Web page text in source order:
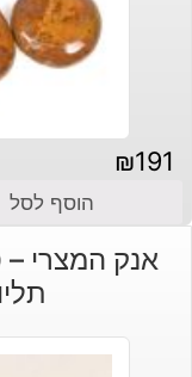
₪191
הוסף לסל
אנק המצרי